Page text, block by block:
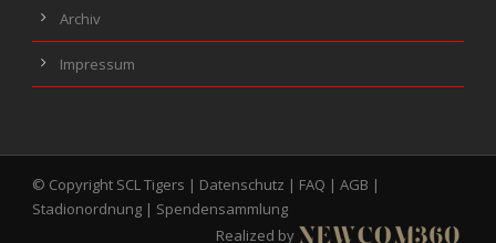
Archiv
Impressum
© Copyright SCL Tigers | Datenschutz | FAQ | AGB |
Stadionordnung | Spendensammlung
Realized by